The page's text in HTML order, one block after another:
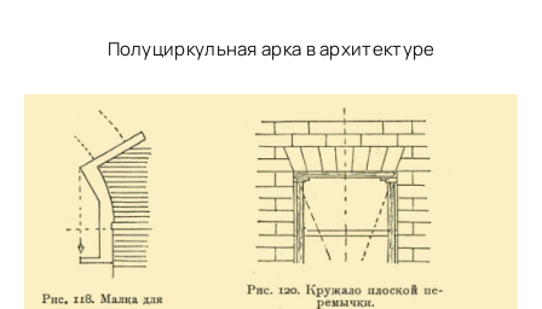
Полуциркульная арка в архитектуре